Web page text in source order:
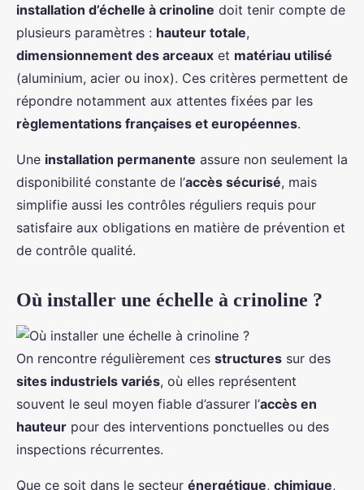
installation d’échelle à crinoline doit tenir compte de
plusieurs paramètres : hauteur totale,
dimensionnement des arceaux et matériau utilisé
(aluminium, acier ou inox). Ces critères permettent de
répondre notamment aux attentes fixées par les
règlementations françaises et européennes.
Une installation permanente assure non seulement la
disponibilité constante de l’accès sécurisé, mais
simplifie aussi les contrôles réguliers requis pour
satisfaire aux obligations en matière de prévention et
de contrôle qualité.
Où installer une échelle à crinoline ?
On rencontre régulièrement ces structures sur des
sites industriels variés, où elles représentent
souvent le seul moyen fiable d’assurer l’accès en
hauteur pour des interventions ponctuelles ou des
inspections récurrentes.
Que ce soit dans le secteur énergétique, chimique,